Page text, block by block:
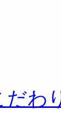
だわ